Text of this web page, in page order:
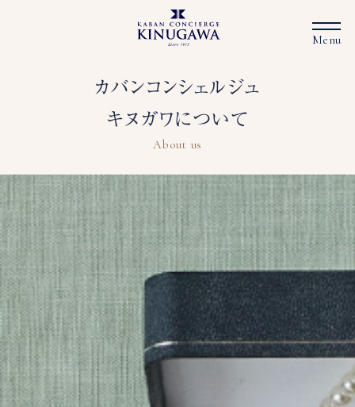
カバンコンシェルジュ
キヌガワについて
About us